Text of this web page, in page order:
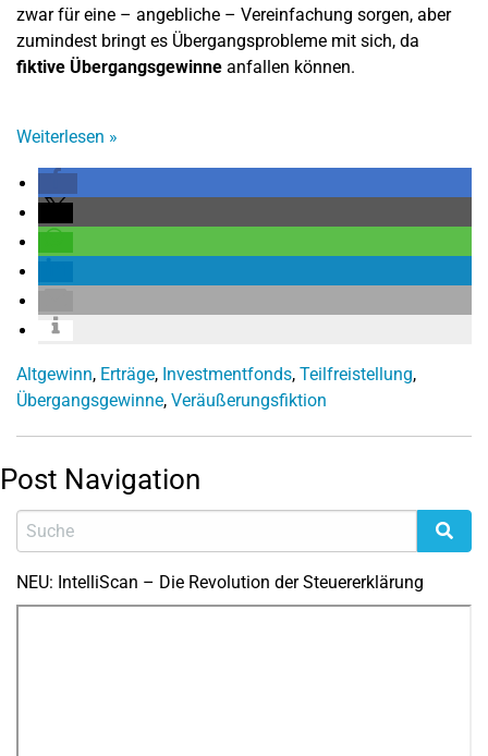
zwar für eine – angebliche – Vereinfachung sorgen, aber
zumindest bringt es Übergangsprobleme mit sich, da
fiktive Übergangsgewinne anfallen können.
Weiterlesen »
Altgewinn, Erträge, Investmentfonds, Teilfreistellung,
Übergangsgewinne, Veräußerungsfiktion
Post Navigation
NEU: IntelliScan – Die Revolution der Steuererklärung